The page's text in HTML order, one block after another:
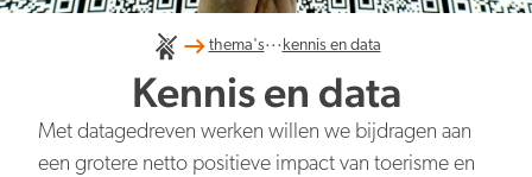
Internationale concurrentiepositie
Organisatie
Werken bij
NBTC Mediabank
Ga naar de Newsroom
Nieuwsberichten
Persberichten
thema's... kennis en data
Kennis en data
Met datagedreven werken willen we bijdragen aan
een grotere netto positieve impact van toerisme en